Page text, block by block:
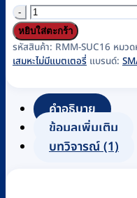
จำนวน
เครื่อง
ดูด
เสมหะ
รุ่น
YB-
SXT-
หยิบใส่ตะกร้า
รหัสสินค้า: RMM-SUC16 หมว
เสมหะไม่มีแบตเตอรี่ แบรนด์:
คำอธิบาย
ข้อมูลเพิ่มเติม
บทวิจารณ์ (1)